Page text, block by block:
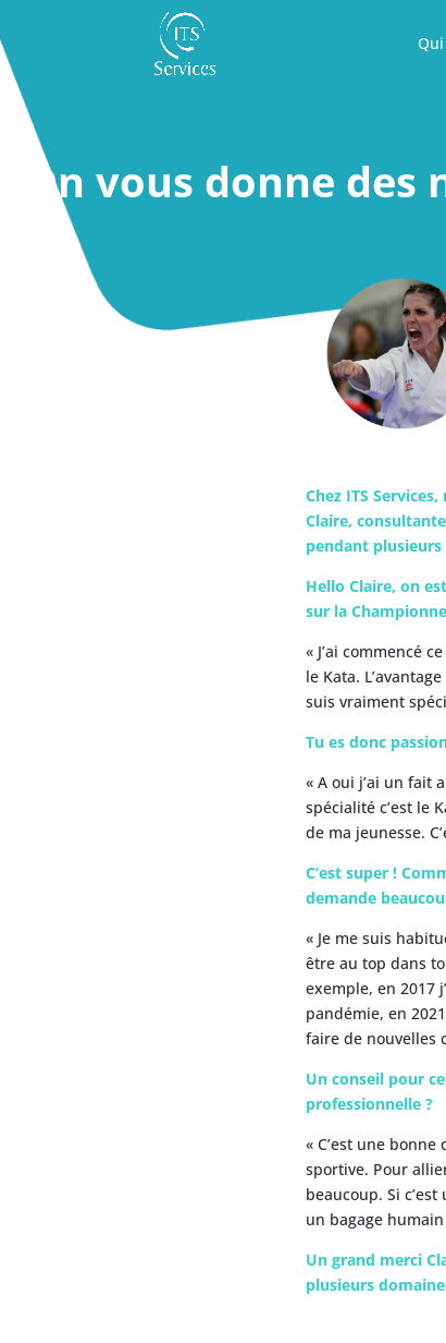
On vous donne
Chez ITS
Claire,
pendant plusieurs
Hello Claire, on
sur la
« J’ai commencé
le Kata.
suis vraiment
Tu es donc
« A oui j’ai un fait
spécialité c’est le
de ma jeunesse.
C’est super !
demande
« Je me suis
être au top dans
exemple, en 2017
pandémie, en
faire de nouvelles
Un conseil pour
professionnelle ?
« C’est une
sportive. Pour
beaucoup. Si
un bagage
Un grand merci
plusieurs